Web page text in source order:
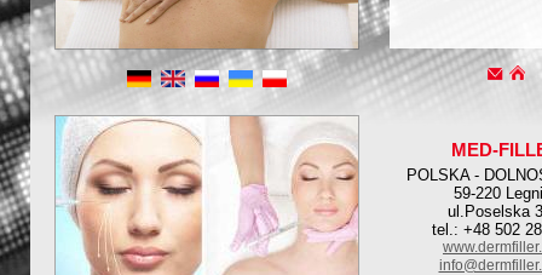
MED-
POLSKA -
59-220
ul.Poselska
tel.: +48 502